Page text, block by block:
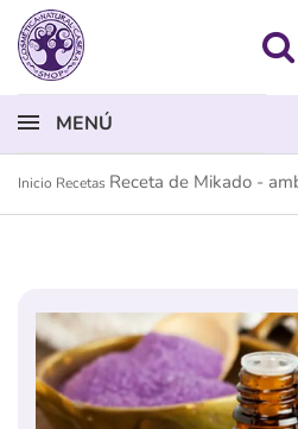
MENÚ
Inicio Recetas Receta de Mikado -